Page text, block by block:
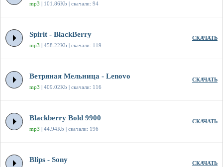
mp3 | 101.86Kb | скачали: 94
Spirit - BlackBerry
mp3 | 458.22Kb | скачали: 119
СКАЧАТЬ
Ветряная Мельница - Lenovo
mp3 | 409.02Kb | скачали: 116
СКАЧАТЬ
Blackberry Bold 9900
mp3 | 44.94Kb | скачали: 196
СКАЧАТЬ
Blips - Sony СКАЧАТЬ